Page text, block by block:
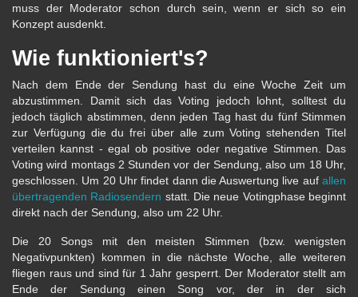
muss der Moderator schon durch sein, wenn er sich so ein
Konzept ausdenkt.
Wie funktioniert's?
Nach dem Ende der Sendung hast du eine Woche Zeit um
abzustimmen. Damit sich das Voting jedoch lohnt, solltest du
jedoch täglich abstimmen, denn jeden Tag hast du fünf Stimmen
zur Verfügung die du frei über alle zum Voting stehenden Titel
verteilen kannst - egal ob positive oder negative Stimmen. Das
Voting wird montags 2 Stunden vor der Sendung, also um 18 Uhr,
geschlossen. Um 20 Uhr findet dann die Auswertung live auf allen
übertragenden Radiosendern statt. Die neue Votingphase beginnt
direkt nach der Sendung, also um 22 Uhr.
Die 20 Songs mit den meisten Stimmen (bzw. wenigsten
Negativpunkten) kommen in die nächste Woche, alle weiteren
fliegen raus und sind für 1 Jahr gesperrt. Der Moderator stellt am
Ende der Sendung einen Song vor, der in der sich